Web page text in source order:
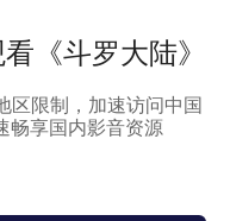
《斗罗大陆》
区限制，加速访问中国
畅享国内影音资源